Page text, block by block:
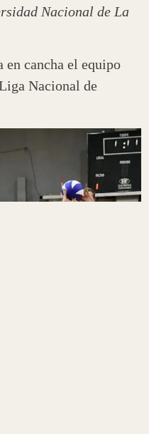
Nacional de La
en cancha el equipo
Nacional de